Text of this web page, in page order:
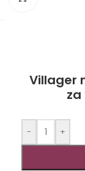
Villager
za
- +